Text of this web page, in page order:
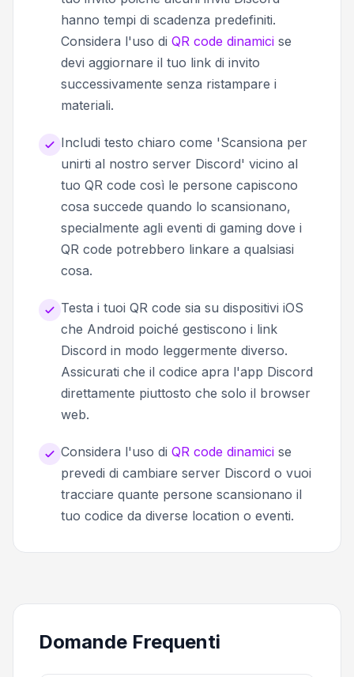
hanno tempi di scadenza predefiniti.
Considera l'uso di QR code dinamici se
devi aggiornare il tuo link di invito
successivamente senza ristampare i
materiali.
Includi testo chiaro come 'Scansiona per
unirti al nostro server Discord' vicino al
tuo QR code così le persone capiscono
cosa succede quando lo scansionano,
specialmente agli eventi di gaming dove i
QR code potrebbero linkare a qualsiasi
cosa.
Testa i tuoi QR code sia su dispositivi iOS
che Android poiché gestiscono i link
Discord in modo leggermente diverso.
Assicurati che il codice apra l'app Discord
direttamente piuttosto che solo il browser
web.
Considera l'uso di QR code dinamici se
prevedi di cambiare server Discord o vuoi
tracciare quante persone scansionano il
tuo codice da diverse location o eventi.
Domande Frequenti